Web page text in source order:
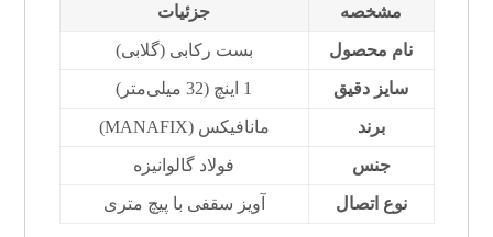
مشخصه جزئیات
نام محصول بست رکابی (گلابی)
سایز دقیق 1 اینچ (32 میلی‌متر)
برند مانافیکس (MANAFIX)
جنس فولاد گالوانیزه
نوع اتصال آویز سقفی با پیچ متری